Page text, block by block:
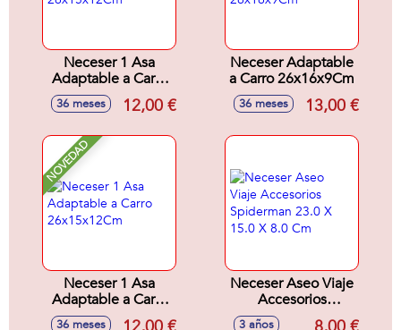
Neceser 1 Asa
Adaptable a Carro
26x15x12Cm
36 meses 12,00 €
Neceser Adaptable
a Carro 26x16x9Cm
36 meses 13,00 €
NOVEDAD
Neceser 1 Asa
Adaptable a Carro
26x15x12Cm
36 meses
Neceser Aseo Viaje
Accesorios
Spiderman 23.0 X
3 años